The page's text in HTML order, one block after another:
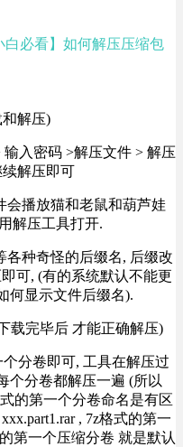
白必看】如何解压压缩包
解压)
入密码 >解压文件 > 解压
解压即可
会播放猫和老鼠和葫芦娃
解压工具打开.
各种奇怪的后缀名, 后缀改
可, (有的系统默认不能更
何显示文件后缀名).
载完毕后 才能正确解压)
分卷即可, 工具在解压过
个分卷都解压一遍 (所以
的第一个分卷命名是有区
, 7z格式的第一
第一个压缩分卷 就是默认